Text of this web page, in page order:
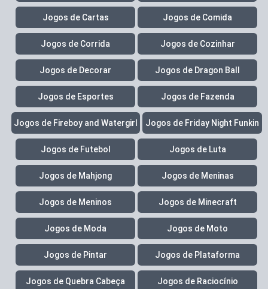
Jogos de Cartas Jogos de Comida
Jogos de Corrida Jogos de Cozinhar
Jogos de Decorar Jogos de Dragon Ball
Jogos de Esportes Jogos de Fazenda
Jogos de Fireboy and Watergirl Jogos de Friday Night Funkin
Jogos de Futebol Jogos de Luta
Jogos de Mahjong Jogos de Meninas
Jogos de Meninos Jogos de Minecraft
Jogos de Moda Jogos de Moto
Jogos de Pintar Jogos de Plataforma
Jogos de Quebra Cabeça Jogos de Raciocínio